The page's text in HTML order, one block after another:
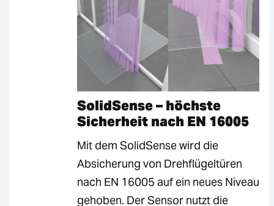
SolidSense – höchste
Sicherheit nach EN 16005
Mit dem SolidSense wird die
Absicherung von Drehflügeltüren
nach EN 16005 auf ein neues Niveau
gehoben. Der Sensor nutzt die